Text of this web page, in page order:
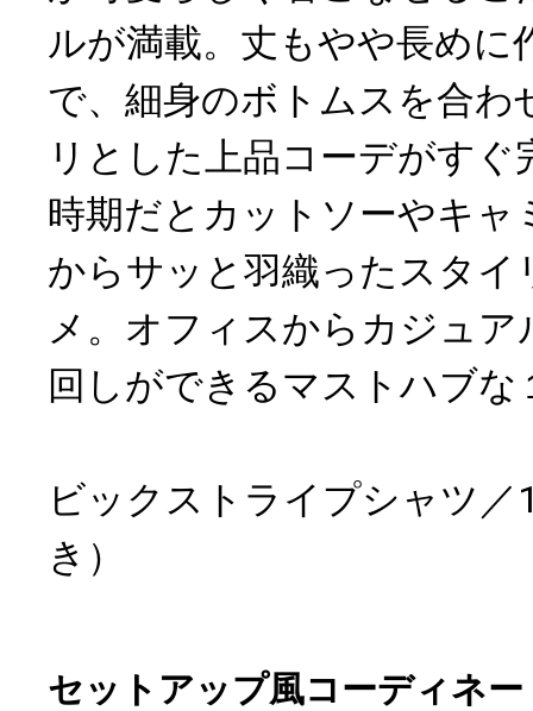
ルが満載。丈もやや長めに
で、細身のボトムスを合わ
リとした上品コーデがすぐ
時期だとカットソーやキャ
からサッと羽織ったスタイ
メ。オフィスからカジュア
回しができるマストハブな
ビックストライプシャツ／
き）
セットアップ風コーディネー